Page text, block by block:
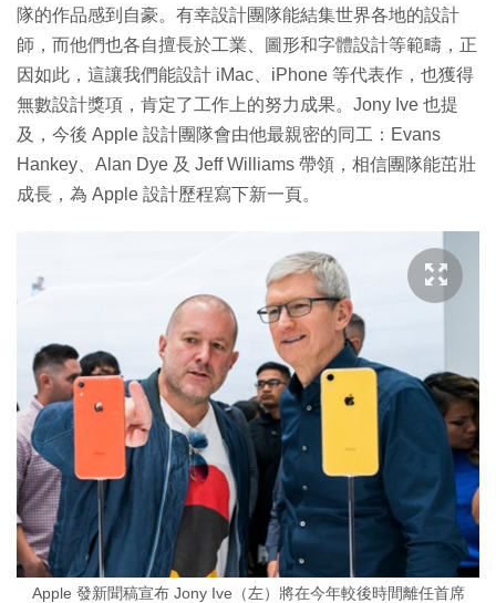
隊的作品感到自豪。有幸設計團隊能結集世界各地的設計
師，而他們也各自擅長於工業、圖形和字體設計等範疇，正
因如此，這讓我們能設計 iMac、iPhone 等代表作，也獲得
無數設計獎項，肯定了工作上的努力成果。Jony Ive 也提
及，今後 Apple 設計團隊會由他最親密的同工：Evans
Hankey、Alan Dye 及 Jeff Williams 帶領，相信團隊能茁壯
成長，為 Apple 設計歷程寫下新一頁。
Apple 發新聞稿宣布 Jony Ive（左）將在今年較後時間離任首席